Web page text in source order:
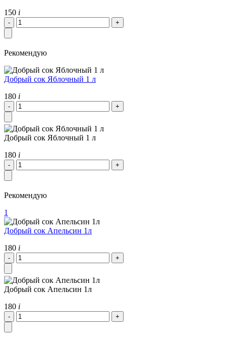
150 i
Рекомендую
Добрый сок Яблочный 1 л
180 i
Добрый сок Яблочный 1 л
180 i
Рекомендую
1
Добрый сок Апельсин 1л
180 i
Добрый сок Апельсин 1л
180 i